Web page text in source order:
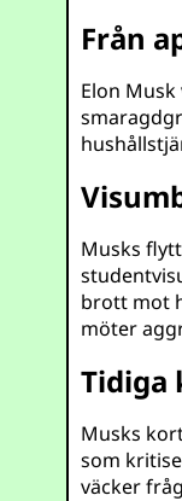
Från
Elon
Musks
brott mot
möter
Tidiga
Musks
som
väcker